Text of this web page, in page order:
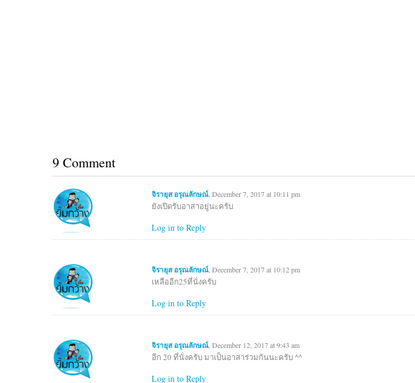
9 Comment
จิรายุส อรุณลักษณ์, December 7, 2017 at 10:11 pm
ยังเปิดรับอาสาอยู่นะครับ
Log in to Reply
จิรายุส อรุณลักษณ์, December 7, 2017 at 10:12 pm
เหลืออีก25ที่นั่งครับ
Log in to Reply
จิรายุส อรุณลักษณ์, December 12, 2017 at 9:43 am
อีก 20 ที่นั่งครับ มาเป็นอาสาร่วมกันนะครับ ^^
Log in to Reply